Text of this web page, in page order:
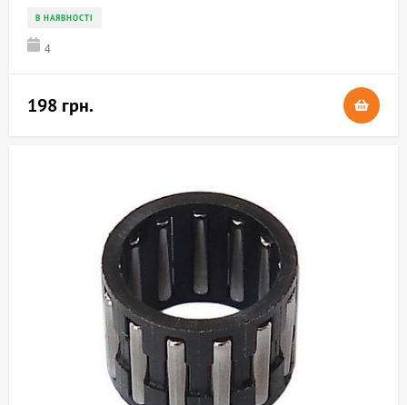
В НАЯВНОСТІ
4
198 грн.